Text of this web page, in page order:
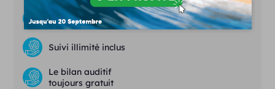
97% de clients satisfaits
Suivi illimité inclus
Le bilan auditif
toujours gratuit